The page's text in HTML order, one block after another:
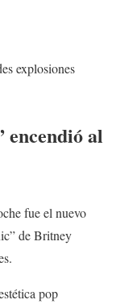
explosiones
al
fue el nuevo
de Britney
pop